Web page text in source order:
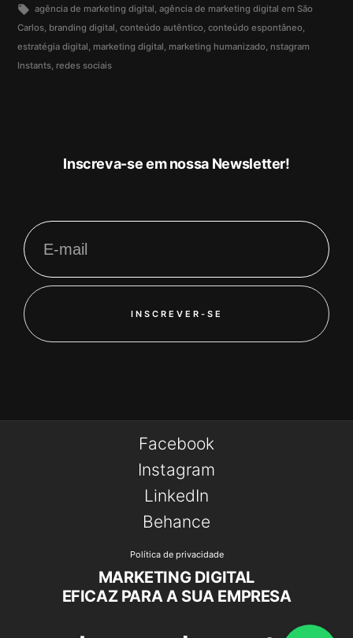
agência de marketing digital, agência de marketing digital em São
Carlos, branding digital, conteúdo autêntico, conteúdo espontâneo,
estratégia digital, marketing digital, marketing humanizado, nstagram
Instants, redes sociais
Inscreva-se em nossa Newsletter!
INSCREVER-SE
MARKETING DIGITAL
EFICAZ PARA A SUA EMPRESA
Facebook
Instagram
LinkedIn
Behance
Política de privacidade